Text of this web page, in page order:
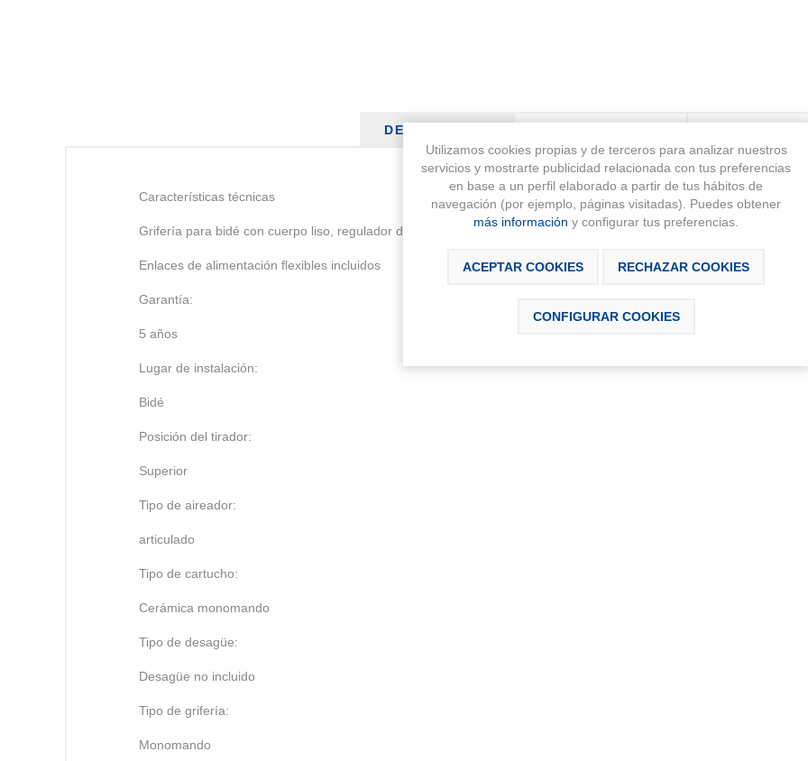
DESCRIPCIÓN
Características técnicas
Grifería para bidé con cuerpo liso, regulador de chorro a rótula y enlaces de alimentación flexibles.
Enlaces de alimentación flexibles incluidos
Garantía:
5 años
Lugar de instalación:
Bidé
Posición del tirador:
Superior
Tipo de aireador:
articulado
Tipo de cartucho:
Cerámica monomando
Tipo de desagüe:
Desagüe no incluido
Tipo de grifería:
Monomando
Utilizamos cookies propias y de terceros para analizar nuestros
servicios y mostrarte publicidad relacionada con tus preferencias
en base a un perfil elaborado a partir de tus hábitos de
navegación (por ejemplo, páginas visitadas). Puedes obtener
más información y configurar tus preferencias.
ACEPTAR COOKIES RECHAZAR COOKIES
CONFIGURAR COOKIES